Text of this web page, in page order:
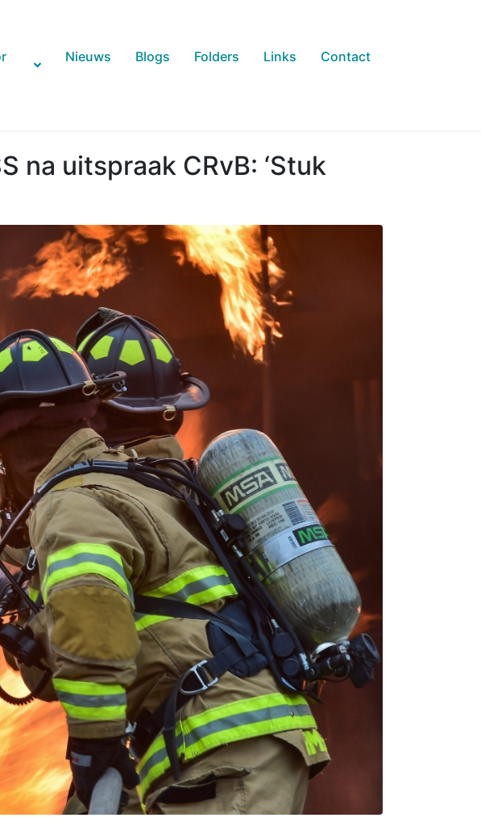
Nieuws Blogs Folders Links Contact
na uitspraak CRvB: ‘Stuk